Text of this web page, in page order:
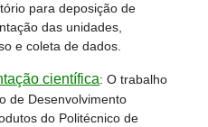
para deposição de
das unidades,
e coleta de dados.
científica:O trabalho
de Desenvolvimento
do Politécnico de